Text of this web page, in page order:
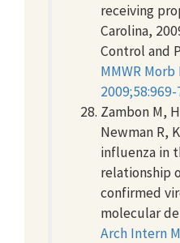
receiving
Carolina,
Control and
MMWR
Zambon M,
Newman R,
influenza in
relationship
confirmed
molecular
Arch Intern